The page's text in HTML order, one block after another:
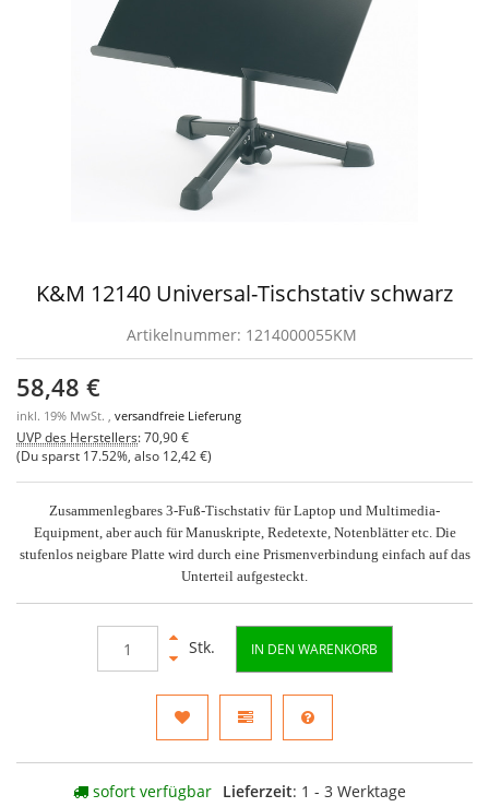
K&M 12140 Universal-Tischstativ schwarz
Artikelnummer: 1214000055KM
58,48 €
inkl. 19% MwSt. , versandfreie Lieferung
UVP des Herstellers:70,90 €
(Du sparst 17.52% , also 12,42 €)
Zusammenlegbares 3-Fuß-Tischstativ für Laptop und Multimedia-
Equipment, aber auch für Manuskripte, Redetexte, Notenblätter etc. Die
stufenlos neigbare Platte wird durch eine Prismenverbindung einfach auf das
Unterteil aufgesteckt.
Stk. IN DEN WARENKORB
sofort verfügbar Lieferzeit: 1 - 3 Werktage